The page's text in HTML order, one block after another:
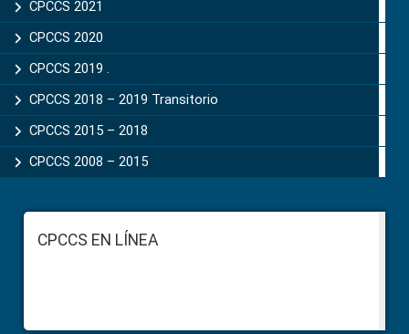
CPCCS 2021
CPCCS 2020
CPCCS 2019 .
CPCCS 2018 – 2019 Transitorio
CPCCS 2015 – 2018
CPCCS 2008 – 2015
FooterCPCCS EN LÍNEA